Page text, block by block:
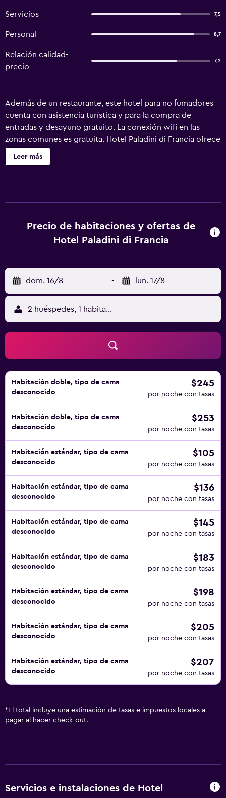
Servicios 7,5
Personal 8,7
Relación calidad-
precio
7,2
Además de un restaurante, este hotel para no fumadores
cuenta con asistencia turística y para la compra de
entradas y desayuno gratuito. La conexión wifi en las
zonas comunes es gratuita. Hotel Paladini di Francia ofrece
24 alojamientos con minibar y caja fuerte. Se ofrece una
televisión de pantalla plana de 24 pulgadas con canales
personas de negocios incluyen escritorio y teléfono. Se
ofrece servicio de limpieza todos los días. Se pueden
alojamiento (es posible que se aplique un recargo).
Leer más
Precio de habitaciones y ofertas de
Hotel Paladini di Francia
dom. 16/8 - lun. 17/8
2 huéspedes, 1 habitación
Habitación doble, tipo de cama
desconocido
$245
por noche con tasas
Habitación doble, tipo de cama
desconocido
$253
por noche con tasas
Habitación estándar, tipo de cama
desconocido
$105
por noche con tasas
Habitación estándar, tipo de cama
desconocido
$136
por noche con tasas
Habitación estándar, tipo de cama
desconocido
$145
por noche con tasas
Habitación estándar, tipo de cama
desconocido
$183
por noche con tasas
Habitación estándar, tipo de cama
desconocido
$198
por noche con tasas
Habitación estándar, tipo de cama
desconocido
$205
por noche con tasas
Habitación estándar, tipo de cama
desconocido
$207
por noche con tasas
* El total incluye una estimación de tasas e impuestos locales a
pagar al hacer check-out.
Servicios e instalaciones de Hotel